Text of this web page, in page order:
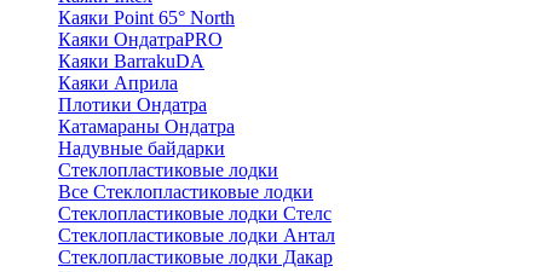
Каяки Point 65° North
Каяки ОндатраPRO
Каяки BarrakuDA
Каяки Априла
Плотики Ондатра
Катамараны Ондатра
Надувные байдарки
Стеклопластиковые лодки
Все Стеклопластиковые лодки
Стеклопластиковые лодки Стелс
Стеклопластиковые лодки Антал
Стеклопластиковые лодки Дакар